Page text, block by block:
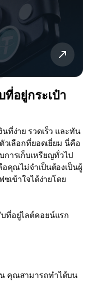
อยู่กระเป๋า
ที่ง่าย รวดเร็ว และทัน
วเลือกที่ยอดเยี่ยม นี่คือ
ารเก็บเหรียญทั่วไป
คุณไม่จำเป็นต้องเป็นผู้
เข้าใจได้ง่ายโดย
ที่อยู่ไลต์คอยน์แรก
คุณสามารถทำได้บน